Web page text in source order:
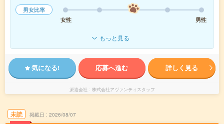
男女比率
女性
男性
もっと見る
気になる! 応募へ進む 詳しく見る
派遣会社 株式会社アヴァンティスタッフ
未読 掲載日 2026/08/07